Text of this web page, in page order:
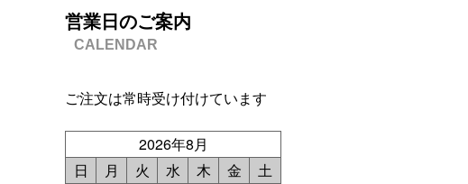
営業日のご案内
ご注文は常時受け付けています
2026年8月
日
月 火 水 木 金
土